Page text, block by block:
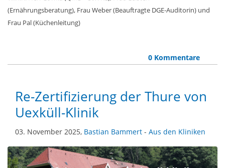
(Ernährungsberatung), Frau Weber (Beauftragte DGE-Auditorin) und
Frau Pal (Küchenleitung)
0 Kommentare
Re-Zertifizierung der Thure von
Uexküll-Klinik
03. November 2025, Bastian Bammert - Aus den Kliniken